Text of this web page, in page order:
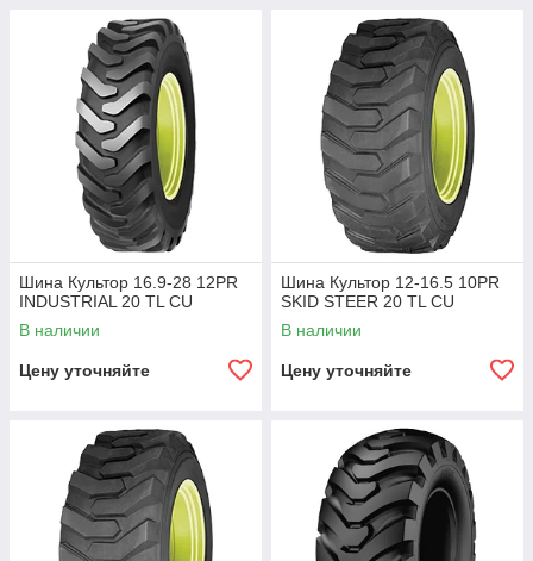
Шина Культор 16.9-28 12PR
INDUSTRIAL 20 TL CU
В наличии
Цену уточняйте
Шина Культор 12-16.5 10PR
SKID STEER 20 TL CU
В наличии
Цену уточняйте